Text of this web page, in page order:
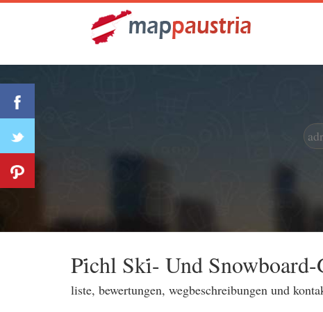
Pi̇chl Ski̇- Und Snowboard-
liste, bewertungen, wegbeschreibungen und